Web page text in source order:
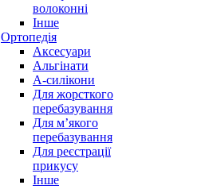
волоконні
Інше
Ортопедія
Аксесуари
Альгінати
А-силікони
Для жорсткого
перебазування
Для м’якого
перебазування
Для реєстрації
прикусу
Інше